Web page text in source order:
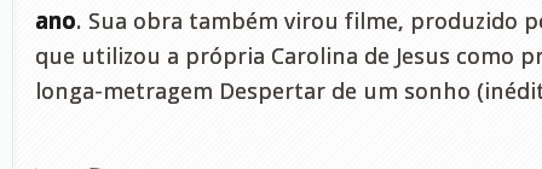
ano. Sua obra também virou filme, produzido
que utilizou a própria Carolina de Jesus como
longa-metragem Despertar de um sonho